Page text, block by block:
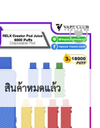
Add
to
wishlist
สินค้าหมดแล้ว